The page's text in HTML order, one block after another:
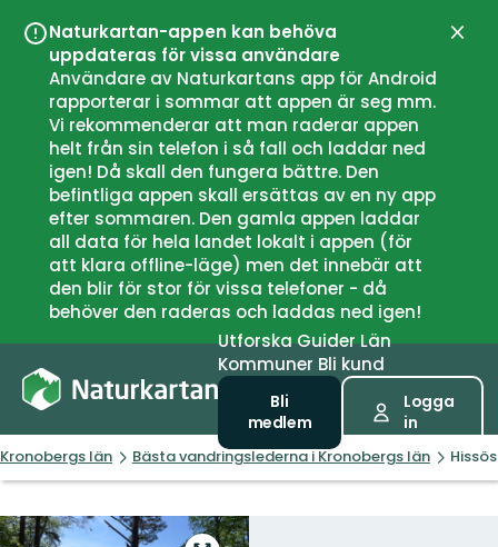
Naturkartan-appen kan behöva
uppdateras för vissa användare
Användare av Naturkartans app för Android
rapporterar i sommar att appen är seg mm.
Vi rekommenderar att man raderar appen
helt från sin telefon i så fall och laddar ned
igen! Då skall den fungera bättre. Den
befintliga appen skall ersättas av en ny app
efter sommaren. Den gamla appen laddar
all data för hela landet lokalt i appen (för
att klara offline-läge) men det innebär att
den blir för stor för vissa telefoner - då
behöver den raderas och laddas ned igen!
UtforskaGuiderLän
Kommuner Bli kund
Bli
medlem
Logga
in
Kronobergs län Bästa vandringslederna i Kronobergs län